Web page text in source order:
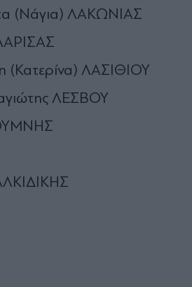
(Νάγια) ΛΑΚΩΝΙΑΣ
(Κατερίνα) ΛΑΣΙΘΙΟΥ
ΛΕΣΒΟΥ